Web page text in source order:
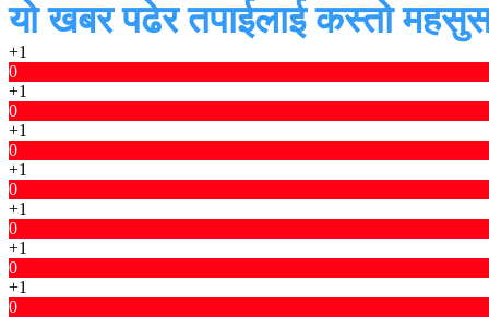
यो खबर पढेर तपाईलाई कस्तो
+1
0
+1
0
+1
0
+1
0
+1
0
+1
0
+1
0